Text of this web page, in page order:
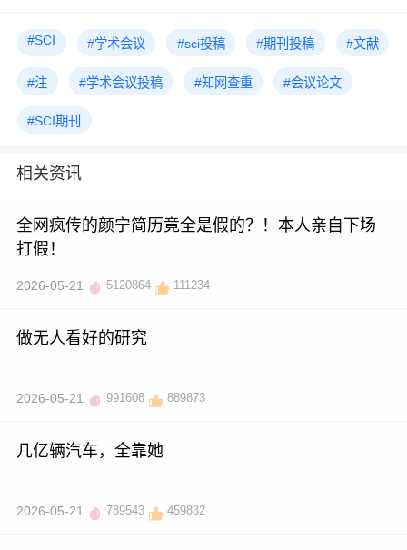
#SCI #学术会议 #sci投稿 #期刊投稿 #文献
#注 #学术会议投稿 #知网查重 #会议论文
#SCI期刊
相关资讯
全网疯传的颜宁简历竟全是假的？！本人亲自下场
打假！
2026-05-21 5120864 111234
做无人看好的研究
2026-05-21 991608 889873
几亿辆汽车，全靠她
2026-05-21 789543 459832